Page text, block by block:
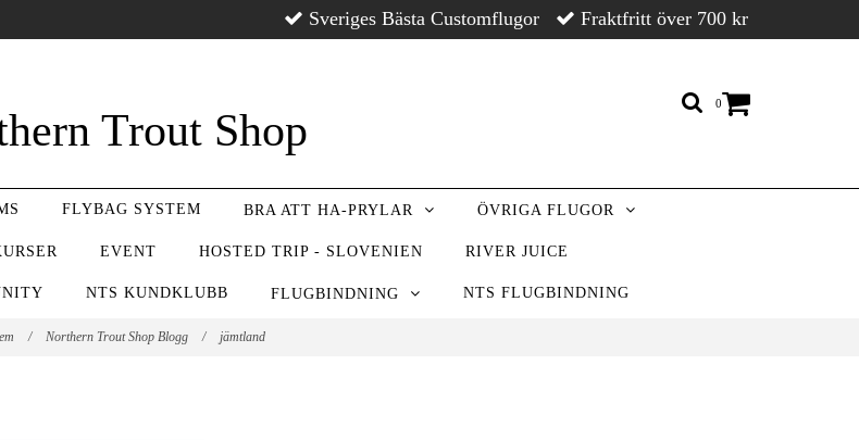
Sveriges Bästa Customflugor Fraktfritt över 700 kr
0
Trout Shop
FLYBAG SYSTEM BRA ATT HA-PRYLAR ÖVRIGA FLUGOR
EVENT HOSTED TRIP - SLOVENIEN RIVER JUICE
NTS KUNDKLUBB FLUGBINDNING NTS FLUGBINDNING
/ Northern Trout Shop Blogg / jämtland